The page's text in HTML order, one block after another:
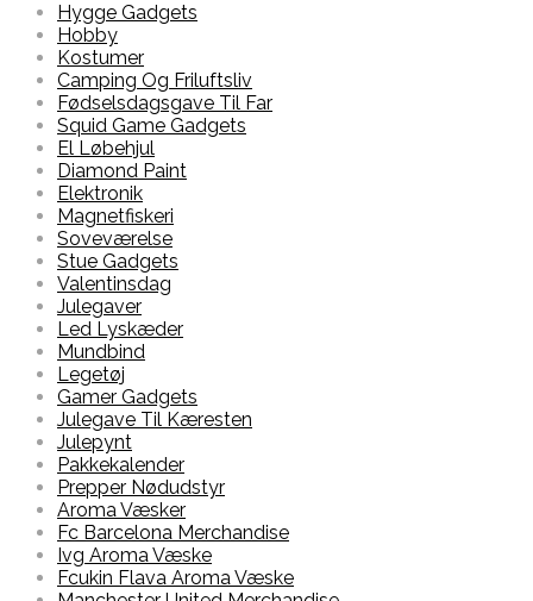
Hygge Gadgets
Hobby
Kostumer
Camping Og Friluftsliv
Fødselsdagsgave Til Far
Squid Game Gadgets
El Løbehjul
Diamond Paint
Elektronik
Magnetfiskeri
Soveværelse
Stue Gadgets
Valentinsdag
Julegaver
Led Lyskæder
Mundbind
Legetøj
Gamer Gadgets
Julegave Til Kæresten
Julepynt
Pakkekalender
Prepper Nødudstyr
Aroma Væsker
Fc Barcelona Merchandise
Ivg Aroma Væske
Fcukin Flava Aroma Væske